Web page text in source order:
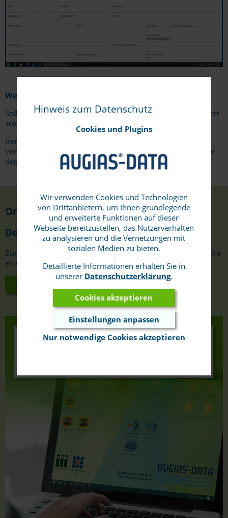
Weitere DMS-Schnittstellen
Sollte das bei Ihnen eingesetzte System noch nicht aufgeführt
sein, sprechen Sie uns bitte an.
Gerne organisieren wir einen Termin, an dem neben den
Verantwortlichen aus Ihrem Haus auch ein Ansprechpartner
des DMS-Anbieters teilnehmen sollte.
Online-Test
Demoserver
Zum Testen aller AUGIAS-Programme stellen wir einen online
erreichbaren Demoserver bereit.
Hinweis zum Datenschutz
Cookies und Plugins
Wir verwenden Cookies und Technologien
von Drittanbietern, um Ihnen grundlegende
und erweiterte Funktionen auf dieser
Webseite bereitzustellen, das Nutzerverhalten
zu analysieren und die Vernetzungen mit
sozialen Medien zu bieten.
Detaillierte Informationen erhalten Sie in
unserer Datenschutzerklärung.
Cookies akzeptieren
Einstellungen anpassen
Nur notwendige Cookies akzeptieren